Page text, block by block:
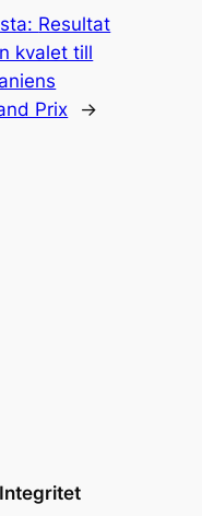
Resultat
kvalet till
Prix
→
Integritet